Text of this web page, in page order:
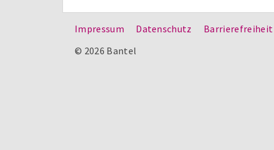
Impressum Datenschutz
Barrierefreiheit
© 2026 Bantel